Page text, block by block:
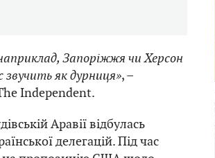
Запоріжжя чи Херсон
звучить як дурниця», –
Independent.
Аравії відбулась
делегацій. Під час